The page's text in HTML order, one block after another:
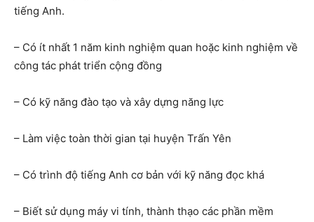
tiếng Anh.
– Có ít nhất 1 năm kinh nghiệm quan hoặc kinh nghiệm về
công tác phát triển cộng đồng
– Có kỹ năng đào tạo và xây dựng năng lực
– Làm việc toàn thời gian tại huyện Trấn Yên
– Có trình độ tiếng Anh cơ bản với kỹ năng đọc khá
– Biết sử dụng máy vi tính, thành thạo các phần mềm